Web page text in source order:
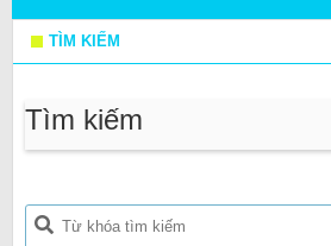
TÌM KIẾM
Tìm kiếm